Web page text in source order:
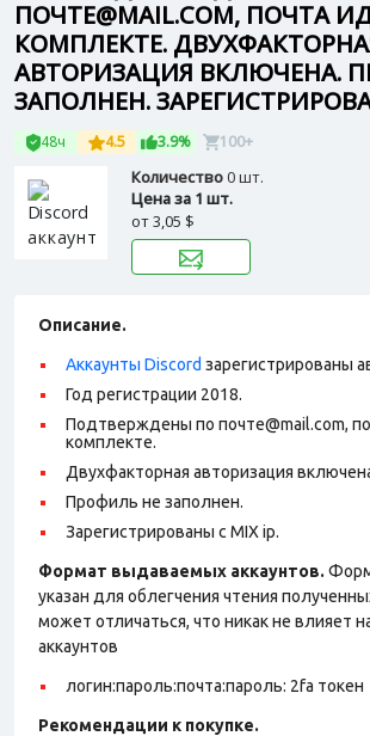
ПОЧТЕ@MAIL.COM, ПОЧТА
КОМПЛЕКТЕ.
АВТОРИЗАЦИЯ ВКЛЮЧЕНА.
ЗАПОЛНЕН.
48ч 4.5 3.9% 100+
Количество0 шт.
Цена за 1 шт.
от3,05 $
Описание.
Аккаунты Discord зарегистрированы
Год регистрации 2018.
Подтверждены по почте@mail.com,
комплекте.
Двухфакторная авторизация
Профиль не заполнен.
Зарегистрированы с MIX ip.
Формат выдаваемых аккаунтов.
указан для облегчения чтения
может отличаться, что никак не влияет
аккаунтов
логин:пароль:почта:пароль: 2fa токен
Рекомендации к покупке.